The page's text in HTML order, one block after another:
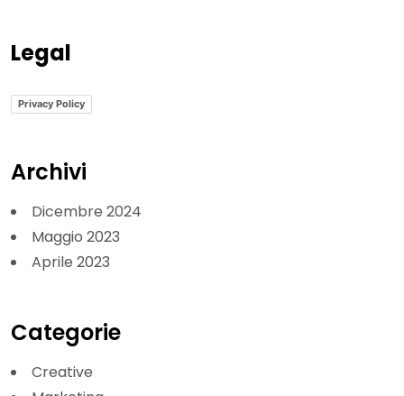
Legal
Privacy Policy
Archivi
Dicembre 2024
Maggio 2023
Aprile 2023
Categorie
Creative